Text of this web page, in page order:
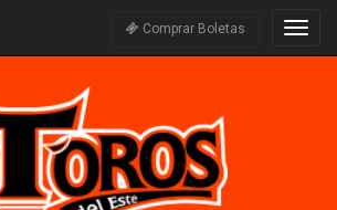
Comprar Boletas